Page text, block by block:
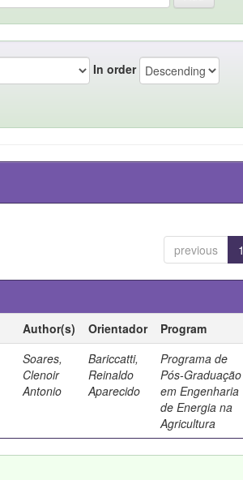
In order
previous 1
Author(s) Orientador Program
Soares,
Clenoir
Antonio
Bariccatti,
Reinaldo
Aparecido
Programa de
Pós-Graduação
em Engenharia
de Energia na
Agricultura